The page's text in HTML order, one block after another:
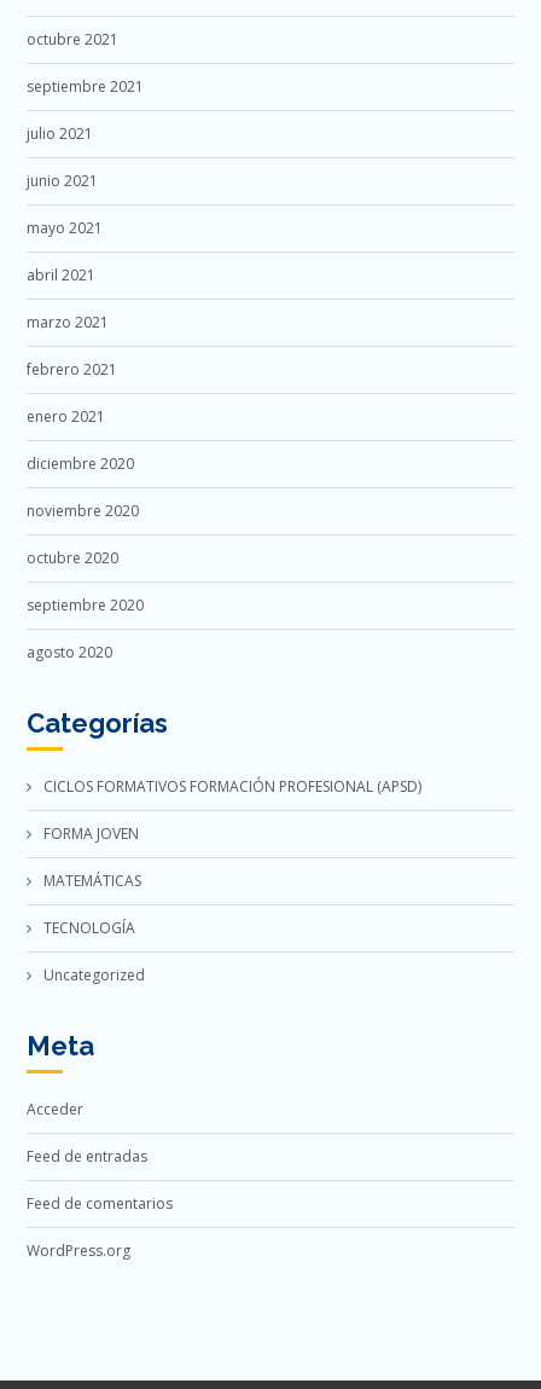
octubre 2021
septiembre 2021
julio 2021
junio 2021
mayo 2021
abril 2021
marzo 2021
febrero 2021
enero 2021
diciembre 2020
noviembre 2020
octubre 2020
septiembre 2020
agosto 2020
Categorías
CICLOS FORMATIVOS FORMACIÓN PROFESIONAL (APSD)
FORMA JOVEN
MATEMÁTICAS
TECNOLOGÍA
Uncategorized
Meta
Acceder
Feed de entradas
Feed de comentarios
WordPress.org